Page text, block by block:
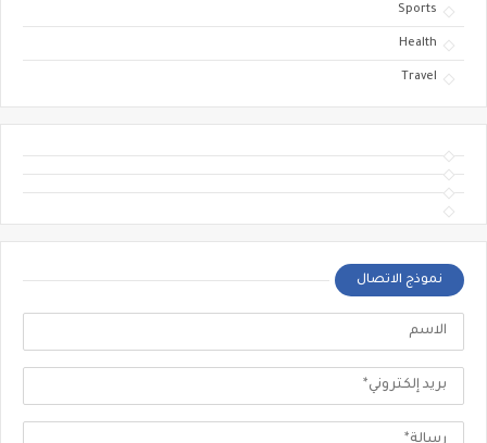
Sports
Health
Travel
نموذج الاتصال